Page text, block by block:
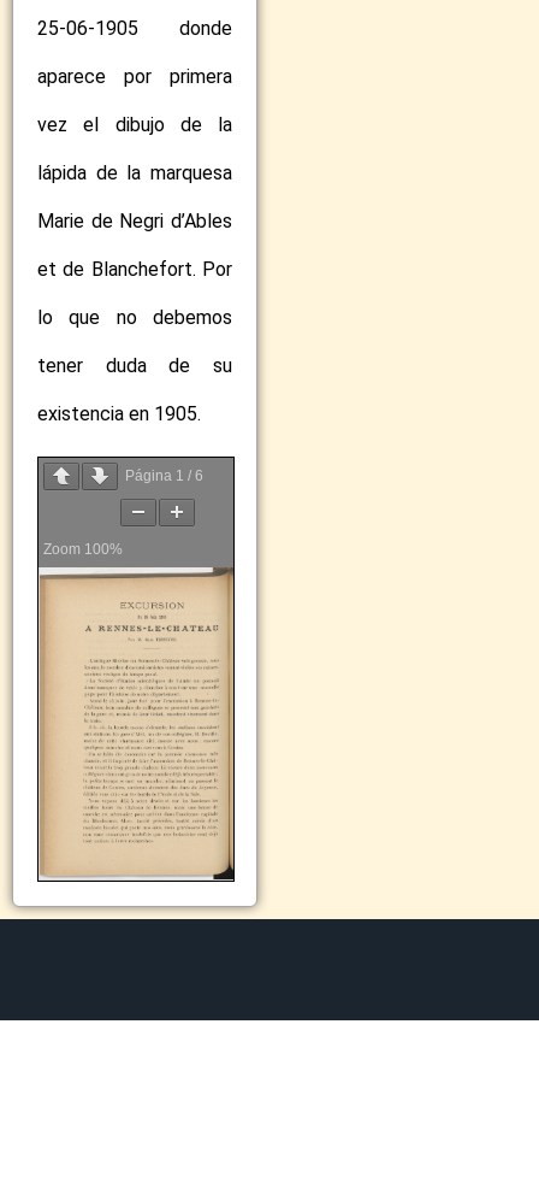
25-06-1905 donde
aparece por primera
vez el dibujo de la
lápida de la marquesa
Marie de Negri d’Ables
et de Blanchefort. Por
lo que no debemos
tener duda de su
existencia en 1905.
Página 1 / 6
Zoom 100%